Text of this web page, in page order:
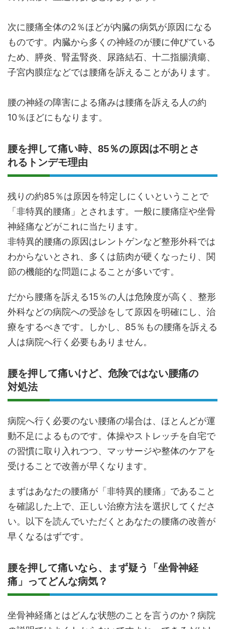
次に腰痛全体の2％ほどが内臓の病気が原因になる
ものです。内臓から多くの神経のが腰に伸びている
ため、膵炎、腎盂腎炎、尿路結石、十二指腸潰瘍、
子宮内膜症などでは腰痛を訴えることがあります。
腰の神経の障害による痛みは腰痛を訴える人の約
10％ほどにもなります。
腰を押して痛い時、85％の原因は不明とさ
れるトンデモ理由
残りの約85％は原因を特定しにくいということで
「非特異的腰痛」とされます。一般に腰痛症や坐骨
神経痛などがこれに当たります。
非特異的腰痛の原因はレントゲンなど整形外科では
わからないとされ、多くは筋肉が硬くなったり、関
節の機能的な問題によることが多いです。
だから腰痛を訴える15％の人は危険度が高く、整形
外科などの病院への受診をして原因を明確にし、治
療をするべきです。しかし、85％もの腰痛を訴える
人は病院へ行く必要もありません。
腰を押して痛いけど、危険ではない腰痛の
対処法
病院へ行く必要のない腰痛の場合は、ほとんどが運
動不足によるものです。体操やストレッチを自宅で
の習慣に取り入れつつ、マッサージや整体のケアを
受けることで改善が早くなります。
まずはあなたの腰痛が「非特異的腰痛」であること
を確認した上で、正しい治療方法を選択してくださ
い。以下を読んでいただくとあなたの腰痛の改善が
早くなるはずです。
腰を押して痛いなら、まず疑う「坐骨神経
痛」ってどんな病気？
坐骨神経痛とはどんな状態のことを言うのか？病院